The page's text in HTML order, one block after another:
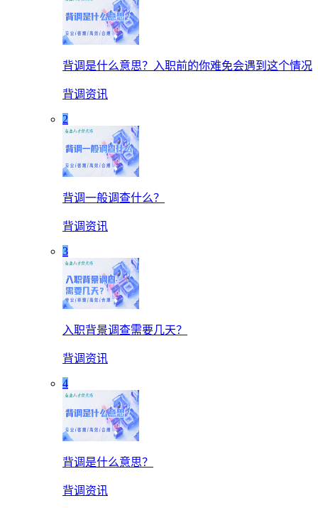
背调是什么意思？入职前的你难免会遇到这个情况
背调资讯
2
背调一般调查什么？
背调资讯
3
入职背景调查需要几天？
背调资讯
4
背调是什么意思？
背调资讯